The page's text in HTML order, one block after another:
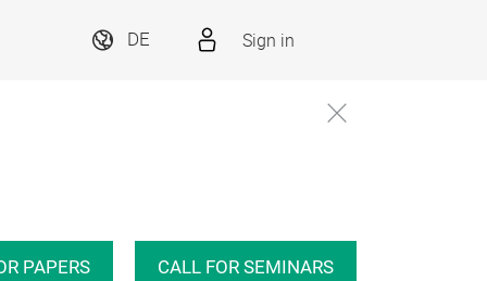
DE Sign in
PAPERS CALL FOR SEMINARS